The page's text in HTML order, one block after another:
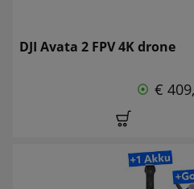
DJI Avata 2 FPV 4K drone
€